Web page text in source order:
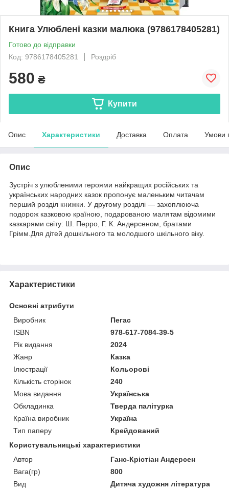
Книга Улюблені казки малюка (9786178405281)
Готово до відправки
Код: 9786178405281
Роздріб
580 ₴
Купити
Опис Характеристики Доставка Оплата Умови
Опис
Зустріч з улюбленими героями найкращих російських та
українських народних казок пропонує маленьким читачам
перший розділ книжки. У другому розділі — захоплююча
подорож казковою країною, подарованою малятам відомими
казкарями світу: Ш. Перро, Г. К. Андерсеном, братами
Грімм.Для дітей дошкільного та молодшого шкільного віку.
Характеристики
Основні атрибути
Виробник
Пегас
ISBN
978-617-7084-39-5
Рік видання
2024
Жанр
Казка
Ілюстрації
Кольорові
Кількість сторінок
240
Мова видання
Українська
Обкладинка
Тверда палітурка
Країна виробник
Україна
Тип паперу
Крейдований
Користувальницькі характеристики
Автор
Ганс-Крістіан Андерсен
Вага(гр)
800
Вид
Дитяча художня література